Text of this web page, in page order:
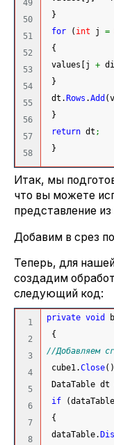
49
50
51
52
53
54
55
56
57
}
for
( int j =
{
values
j +
}
dt. Rows .Add (
}
return dt ;
}
Итак, мы
что вы можете
представление
Добавим в срез
Теперь, для
создадим
следующий код:
1
2
3
4
5
6
7
8
private void
{
//Добавляем
cube1.Close( )
DataTable dt
if
(dataTable
{
dataTable.